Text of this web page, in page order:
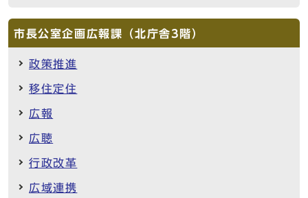
市長公室企画広報課（北庁舎3階）
政策推進
移住定住
広報
広聴
行政改革
広域連携